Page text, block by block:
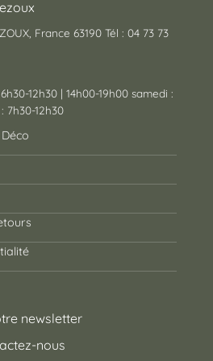
France 63190 Tél : 04 73 73
12h30 | 14h00-19h00 samedi :
7h30-12h30
newsletter
nous